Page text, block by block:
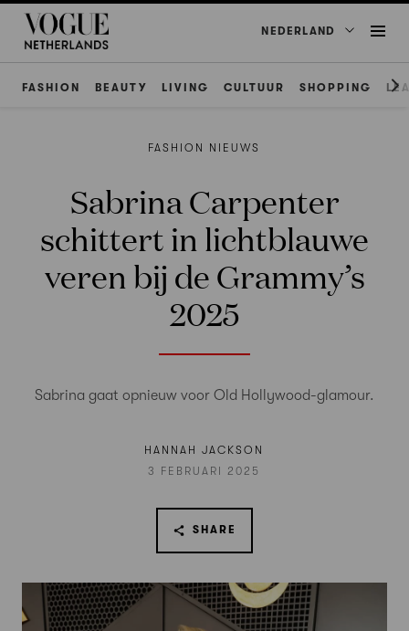
NEDERLAND
FASHION BEAUTY LIVING CULTUUR SHOPPING
FASHION NIEUWS
Sabrina Carpenter
schittert in lichtblauwe
veren bij de Grammy’s
2025
Sabrina gaat opnieuw voor Old Hollywood-glamour.
HANNAH JACKSON
3 FEBRUARI 2025
SHARE